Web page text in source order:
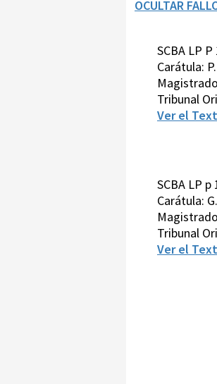
OCULTAR
SCBA LP
Carátula:
Tribunal
Ver el
SCBA LP
Carátula:
Tribunal
Ver el